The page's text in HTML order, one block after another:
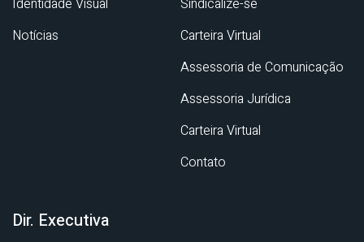
Identidade Visual
Notícias
Sindicalize-se
Carteira Virtual
Assessoria de Comunicação
Assessoria Jurídica
Carteira Virtual
Contato
Dir. Executiva